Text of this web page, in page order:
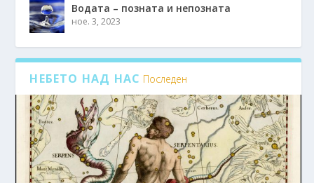
Водата – позната и непозната
ное. 3, 2023
НЕБЕТО НАД НАС Последен